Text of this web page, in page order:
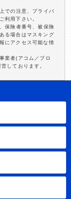
での注意、プライバ
利用下さい。
保険者番号、被保険
る場合はマスキング
にアクセス可能な情
業者(アコム／プロ
しております。